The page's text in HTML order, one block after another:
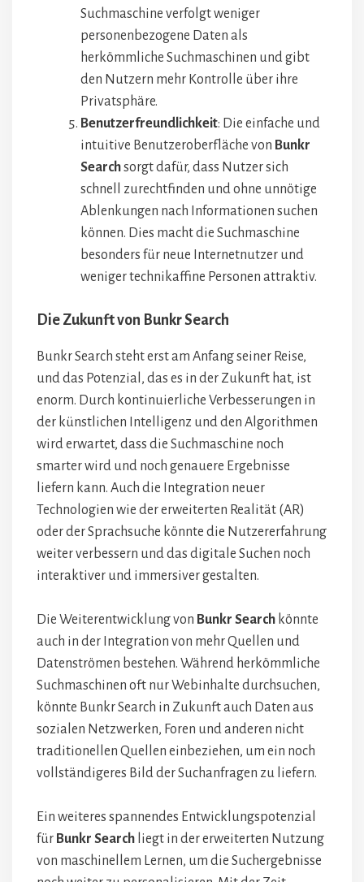
Suchmaschine verfolgt weniger
personenbezogene Daten als
herkömmliche Suchmaschinen und gibt
den Nutzern mehr Kontrolle über ihre
Privatsphäre.
Benutzerfreundlichkeit: Die einfache und
intuitive Benutzeroberfläche von Bunkr
Searchsorgt dafür, dass Nutzer sich
schnell zurechtfinden und ohne unnötige
Ablenkungen nach Informationen suchen
können. Dies macht die Suchmaschine
besonders für neue Internetnutzer und
weniger technikaffine Personen attraktiv.
Die Zukunft von Bunkr Search
Bunkr Search steht erst am Anfang seiner Reise,
und das Potenzial, das es in der Zukunft hat, ist
enorm. Durch kontinuierliche Verbesserungen in
der künstlichen Intelligenz und den Algorithmen
wird erwartet, dass die Suchmaschine noch
smarter wird und noch genauere Ergebnisse
liefern kann. Auch die Integration neuer
Technologien wie der erweiterten Realität (AR)
oder der Sprachsuche könnte die Nutzererfahrung
weiter verbessern und das digitale Suchen noch
interaktiver und immersiver gestalten.
Die Weiterentwicklung von Bunkr Search könnte
auch in der Integration von mehr Quellen und
Datenströmen bestehen. Während herkömmliche
Suchmaschinen oft nur Webinhalte durchsuchen,
könnte Bunkr Search in Zukunft auch Daten aus
sozialen Netzwerken, Foren und anderen nicht
traditionellen Quellen einbeziehen, um ein noch
vollständigeres Bild der Suchanfragen zu liefern.
Ein weiteres spannendes Entwicklungspotenzial
für Bunkr Search liegt in der erweiterten Nutzung
von maschinellem Lernen, um die Suchergebnisse